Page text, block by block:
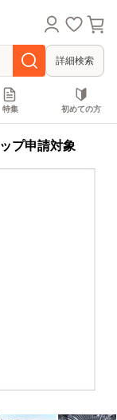
詳細検索
特集 初めての方
プ申請対象